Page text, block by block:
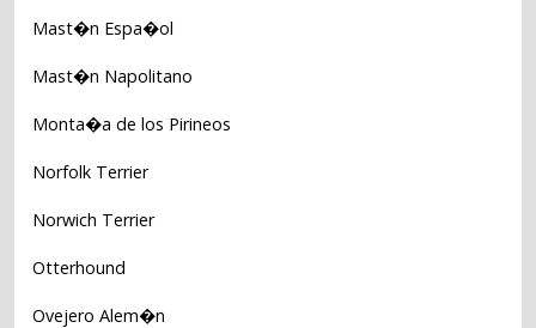
Mast�n Espa�ol
Mast�n Napolitano
Monta�a de los Pirineos
Norfolk Terrier
Norwich Terrier
Otterhound
Ovejero Alem�n